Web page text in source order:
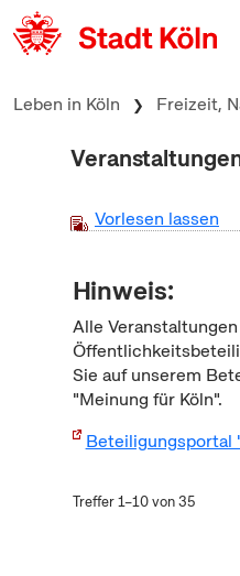
zum Inhalt springen
Leben in Köln Freizeit,
Vorlesen lassen
Hinweis:
Alle
Sie auf unserem
"Meinung für Köln".
Beteiligungsportal
Treffer 1–10 von 35